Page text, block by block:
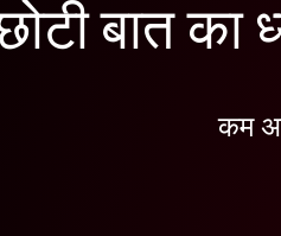
बात का
कम